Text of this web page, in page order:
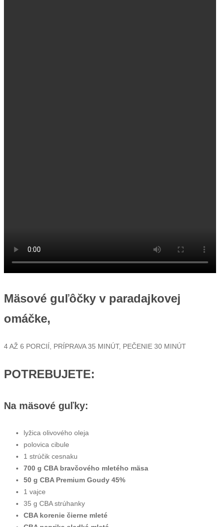
Mäsové guľôčky v paradajkovej
omáčke,
4 AŽ 6 PORCIÍ, PRÍPRAVA 35 MINÚT, PEČENIE 30 MINÚT
POTREBUJETE:
Na mäsové guľky:
lyžica olivového oleja
polovica cibule
1 strúčik cesnaku
700 g CBA bravčového mletého mäsa
50 g CBA Premium Goudy 45%
1 vajce
35 g CBA strúhanky
CBA korenie čierne mleté